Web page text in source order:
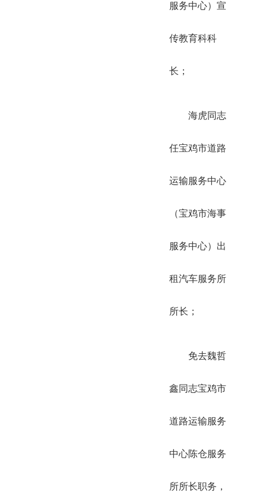
服务中心）宣
传教育科科
长；
海虎同志
任宝鸡市道路
运输服务中心
（宝鸡市海事
服务中心）出
租汽车服务所
所长；
免去魏哲
鑫同志宝鸡市
道路运输服务
中心陈仓服务
所所长职务，